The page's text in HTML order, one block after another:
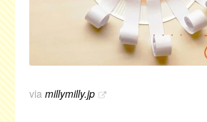
via millymilly.jp